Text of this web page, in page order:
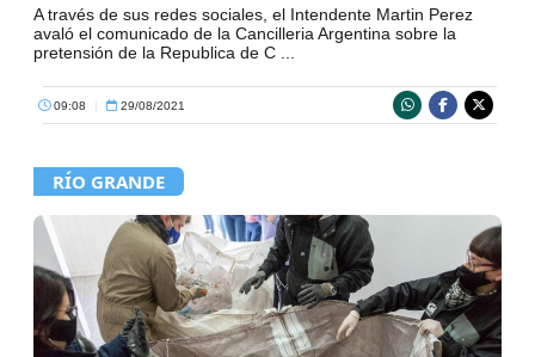
A través de sus redes sociales, el Intendente Martin Perez
avaló el comunicado de la Cancilleria Argentina sobre la
pretensión de la Republica de C ...
09:08 | 29/08/2021
RÍO GRANDE